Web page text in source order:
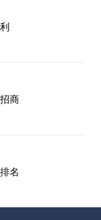
：卡百利蛋壳
与优势分析
盟前景如何？
些要素
商
名